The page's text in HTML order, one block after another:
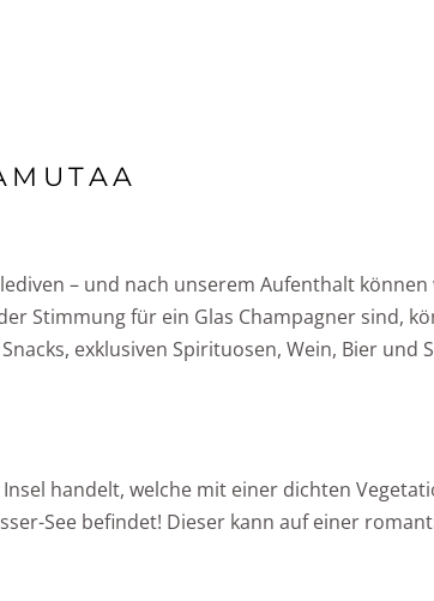
– und nach unserem Aufenthalt können
Stimmung für ein Glas Champagner sind,
exklusiven Spirituosen, Wein, Bier und
handelt, welche mit einer dichten
See befindet! Dieser kann auf einer